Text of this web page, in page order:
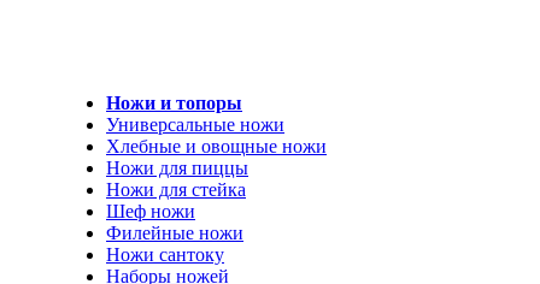
Ножи и топоры
Универсальные ножи
Хлебные и овощные ножи
Ножи для пиццы
Ножи для стейка
Шеф ножи
Филейные ножи
Ножи сантоку
Наборы ножей